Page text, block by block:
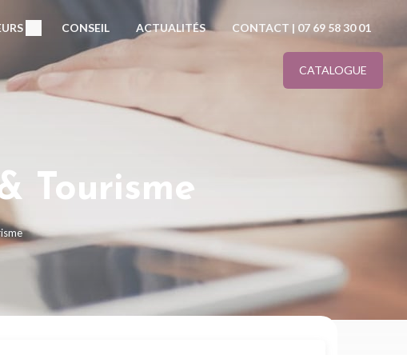
CONSEIL ACTUALITÉS CONTACT | 07 69 58 30 01
CATALOGUE
Tourisme